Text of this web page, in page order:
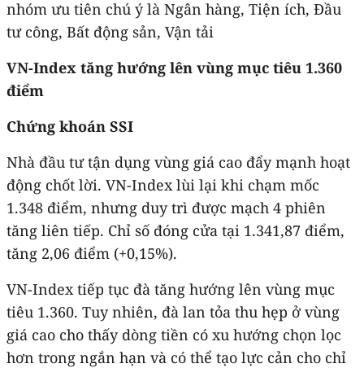
nhóm ưu tiên chú ý là Ngân hàng, Tiện ích, Đầu
tư công, Bất động sản, Vận tải
VN-Index tăng hướng lên vùng mục tiêu 1.360
điểm
Chứng khoán SSI
Nhà đầu tư tận dụng vùng giá cao đẩy mạnh hoạt
động chốt lời. VN-Index lùi lại khi chạm mốc
1.348 điểm, nhưng duy trì được mạch 4 phiên
tăng liên tiếp. Chỉ số đóng cửa tại 1.341,87 điểm,
tăng 2,06 điểm (+0,15%).
VN-Index tiếp tục đà tăng hướng lên vùng mục
tiêu 1.360. Tuy nhiên, đà lan tỏa thu hẹp ở vùng
giá cao cho thấy dòng tiền có xu hướng chọn lọc
hơn trong ngắn hạn và có thể tạo lực cản cho chỉ